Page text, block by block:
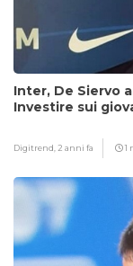
Inter, De Siervo
Investire sui
Digitrend, 2 anni fa 1